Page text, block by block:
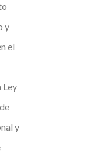
y
el
Ley
y